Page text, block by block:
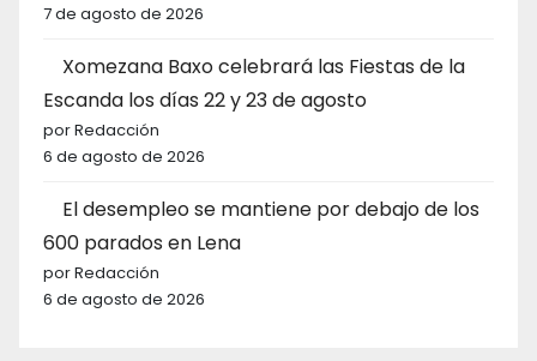
7 de agosto de 2026
Xomezana Baxo celebrará las Fiestas de la
Escanda los días 22 y 23 de agosto
por Redacción
6 de agosto de 2026
El desempleo se mantiene por debajo de los
600 parados en Lena
por Redacción
6 de agosto de 2026